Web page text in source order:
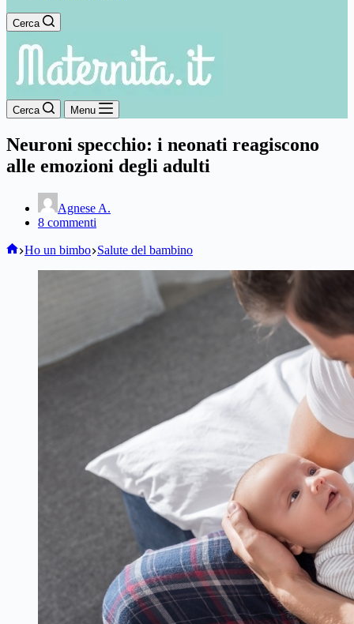
Cerca
Cerca Menu
Neuroni specchio: i neonati reagiscono
alle emozioni degli adulti
Agnese A.
8 commenti
Home
Ho un bimbo Salute del bambino